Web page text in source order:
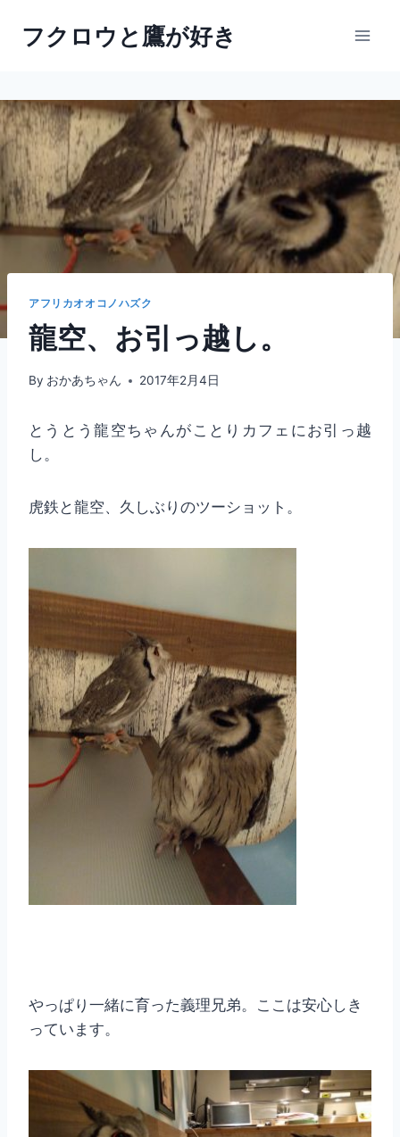
キ
ッ
プ
フクロウと鷹が好き
アフリカオオコノハズク
龍空、お引っ越し。
By おかあちゃん 2017年2月4日
とうとう龍空ちゃんがことりカフェにお引っ越
し。
虎鉄と龍空、久しぶりのツーショット。
やっぱり一緒に育った義理兄弟。ここは安心しき
っています。